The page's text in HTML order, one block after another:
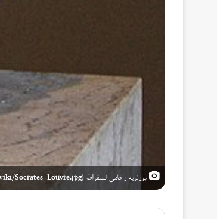
بورتريه رخامي لسقراط (ar.wikipedia.org/wiki/Socrates_Louvre.jpg)